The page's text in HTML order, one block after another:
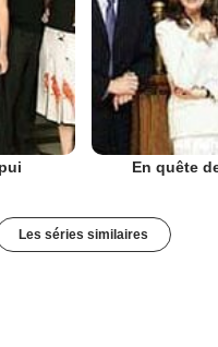
En quête
Les séries similaires